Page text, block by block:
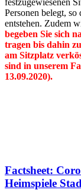
festzugewiesenen
Personen belegt, so
entstehen. Zudem
begeben Sie sich
tragen bis dahin
am Sitzplatz
sind in unserem
13.09.2020).
Factsheet:
Heimspiele